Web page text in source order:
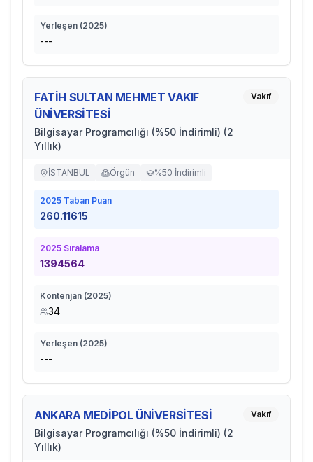
Yerleşen (2025)
---
FATİH SULTAN MEHMET VAKIF
ÜNİVERSİTESİ
Bilgisayar Programcılığı (%50 İndirimli) (2
Yıllık)
Vakıf
İSTANBUL Örgün %50 İndirimli
2025 Taban Puan
260.11615
2025 Sıralama
1394564
Kontenjan (2025)
34
Yerleşen (2025)
---
ANKARA MEDİPOL ÜNİVERSİTESİ
Bilgisayar Programcılığı (%50 İndirimli) (2
Yıllık)
Vakıf